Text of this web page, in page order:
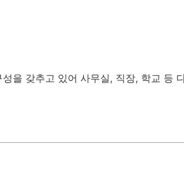
을 갖추고 있어 사무실, 직장, 학교 등